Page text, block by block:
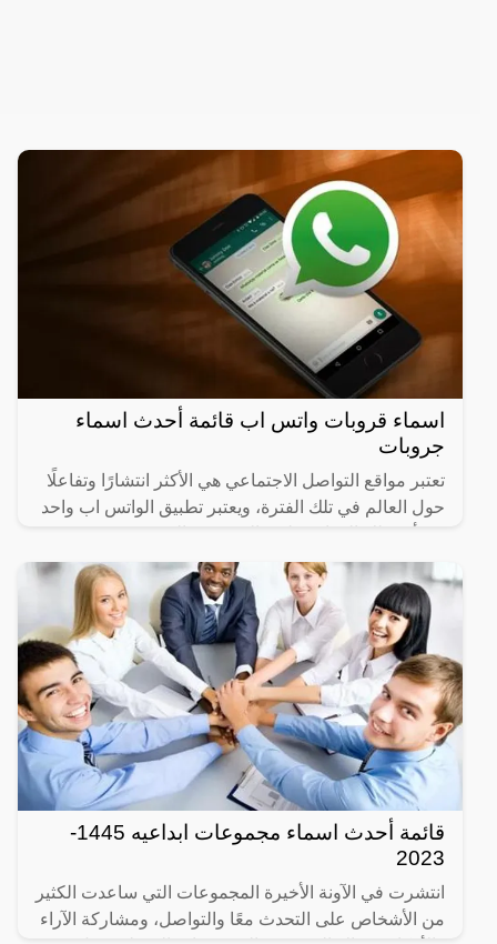
اسماء قروبات واتس اب قائمة أحدث اسماء
جروبات
تعتبر مواقع التواصل الاجتماعي هي الأكثر انتشارًا وتفاعلًا
حول العالم في تلك الفترة، ويعتبر تطبيق الواتس اب واحد
قائمة أحدث اسماء مجموعات ابداعيه 1445-
2023
انتشرت في الآونة الأخيرة المجموعات التي ساعدت الكثير
من الأشخاص على التحدث معًا والتواصل، ومشاركة الآراء